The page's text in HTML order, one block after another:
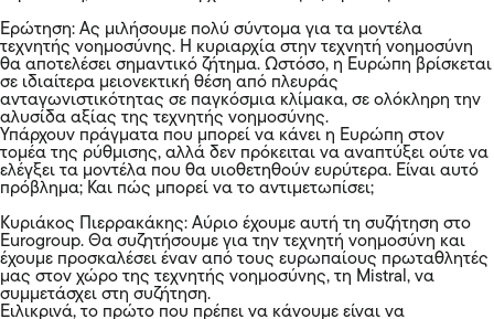
Ερώτηση: Ας μιλήσουμε πολύ σύντομα για τα μοντέλα
τεχνητής νοημοσύνης. Η κυριαρχία στην τεχνητή νοημοσύνη
θα αποτελέσει σημαντικό ζήτημα. Ωστόσο, η Ευρώπη βρίσκεται
σε ιδιαίτερα μειονεκτική θέση από πλευράς
ανταγωνιστικότητας σε παγκόσμια κλίμακα, σε ολόκληρη την
αλυσίδα αξίας της τεχνητής νοημοσύνης.
Υπάρχουν πράγματα που μπορεί να κάνει η Ευρώπη στον
τομέα της ρύθμισης, αλλά δεν πρόκειται να αναπτύξει ούτε να
ελέγξει τα μοντέλα που θα υιοθετηθούν ευρύτερα. Είναι αυτό
πρόβλημα; Και πώς μπορεί να το αντιμετωπίσει;
Κυριάκος Πιερρακάκης: Αύριο έχουμε αυτή τη συζήτηση στο
Eurogroup. Θα συζητήσουμε για την τεχνητή νοημοσύνη και
έχουμε προσκαλέσει έναν από τους ευρωπαίους πρωταθλητές
μας στον χώρο της τεχνητής νοημοσύνης, τη Mistral, να
συμμετάσχει στη συζήτηση.
Ειλικρινά, το πρώτο που πρέπει να κάνουμε είναι να